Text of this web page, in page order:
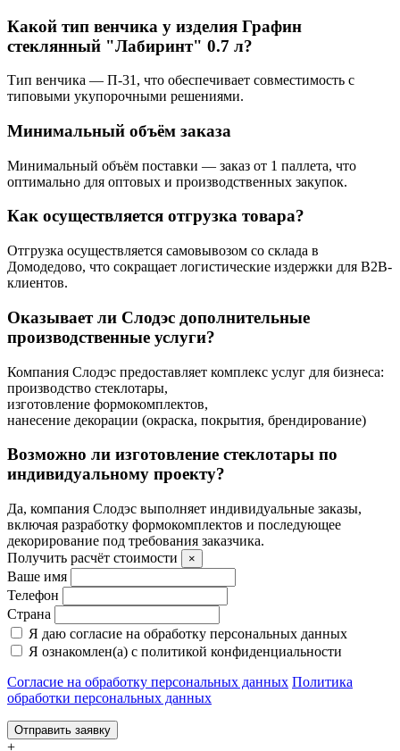
Какой тип венчика у изделия Графин
стеклянный "Лабиринт" 0.7 л?
Тип венчика — П-31, что обеспечивает совместимость с
типовыми укупорочными решениями.
Минимальный объём заказа
Минимальный объём поставки — заказ от 1 паллета, что
оптимально для оптовых и производственных закупок.
Как осуществляется отгрузка товара?
Отгрузка осуществляется самовывозом со склада в
Домодедово, что сокращает логистические издержки для B2B-
клиентов.
Оказывает ли Слодэс дополнительные
производственные услуги?
Компания Слодэс предоставляет комплекс услуг для бизнеса:
производство стеклотары,
изготовление формокомплектов,
нанесение декорации (окраска, покрытия, брендирование)
Возможно ли изготовление стеклотары по
индивидуальному проекту?
Да, компания Слодэс выполняет индивидуальные заказы,
включая разработку формокомплектов и последующее
декорирование под требования заказчика.
Получить расчёт стоимости
×
Ваше имя
Телефон
Страна
Я даю согласие на обработку персональных данных
Я ознакомлен(а) с политикой конфиденциальности
Согласие на обработку персональных данных Политика
обработки персональных данных
Отправить заявку
+